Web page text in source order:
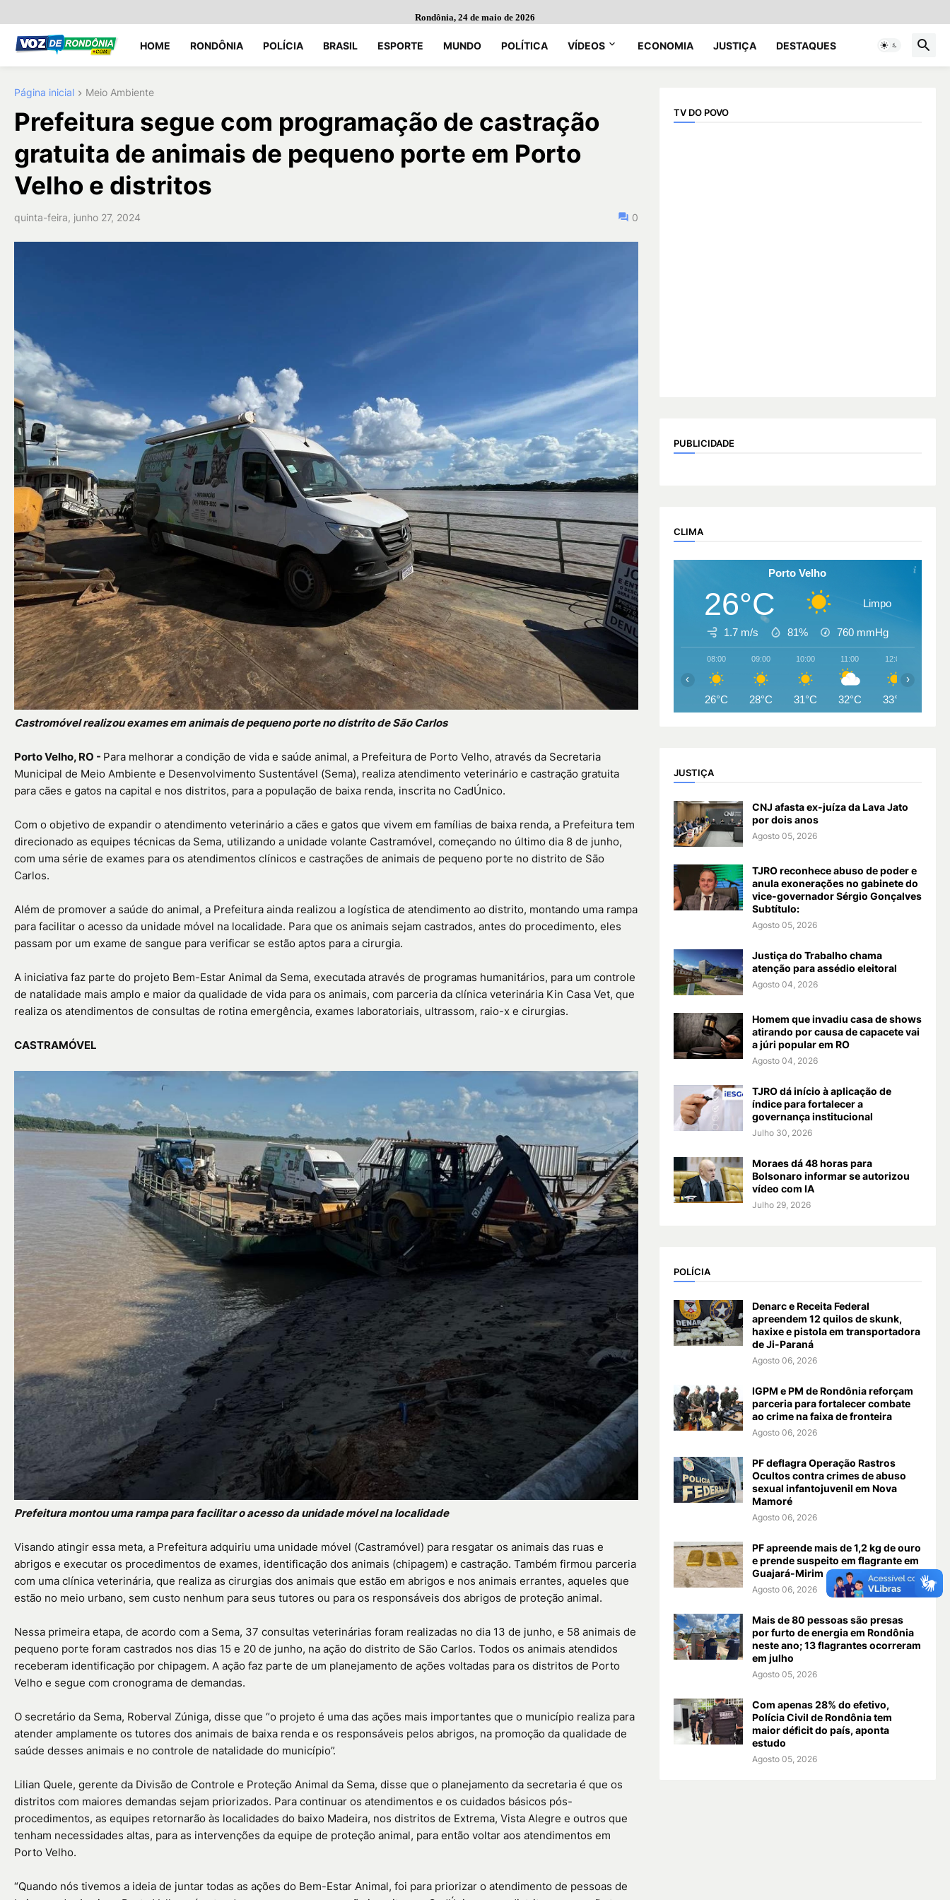
Rondônia, 24 de maio de 2026
HOME RONDÔNIA POLÍCIA BRASIL ESPORTE MUNDO POLÍTICA VÍDEOS ECONOMIA JUSTIÇA DESTAQUES
Página inicial Meio Ambiente
Prefeitura segue com programação de castração
gratuita de animais de pequeno porte em Porto
Velho e distritos
quinta-feira, junho 27, 2024 0
Castromóvel realizou exames em animais de pequeno porte no distrito de São Carlos
Porto Velho, RO - Para melhorar a condição de vida e saúde animal, a Prefeitura de Porto Velho, através da Secretaria
Municipal de Meio Ambiente e Desenvolvimento Sustentável (Sema), realiza atendimento veterinário e castração gratuita
para cães e gatos na capital e nos distritos, para a população de baixa renda, inscrita no CadÚnico.
Com o objetivo de expandir o atendimento veterinário a cães e gatos que vivem em famílias de baixa renda, a Prefeitura tem
direcionado as equipes técnicas da Sema, utilizando a unidade volante Castramóvel, começando no último dia 8 de junho,
com uma série de exames para os atendimentos clínicos e castrações de animais de pequeno porte no distrito de São
Carlos.
Além de promover a saúde do animal, a Prefeitura ainda realizou a logística de atendimento ao distrito, montando uma rampa
para facilitar o acesso da unidade móvel na localidade. Para que os animais sejam castrados, antes do procedimento, eles
passam por um exame de sangue para verificar se estão aptos para a cirurgia.
A iniciativa faz parte do projeto Bem-Estar Animal da Sema, executada através de programas humanitários, para um controle
de natalidade mais amplo e maior da qualidade de vida para os animais, com parceria da clínica veterinária Kin Casa Vet, que
realiza os atendimentos de consultas de rotina emergência, exames laboratoriais, ultrassom, raio-x e cirurgias.
CASTRAMÓVEL
Prefeitura montou uma rampa para facilitar o acesso da unidade móvel na localidade
Visando atingir essa meta, a Prefeitura adquiriu uma unidade móvel (Castramóvel) para resgatar os animais das ruas e
abrigos e executar os procedimentos de exames, identificação dos animais (chipagem) e castração. Também firmou parceria
com uma clínica veterinária, que realiza as cirurgias dos animais que estão em abrigos e nos animais errantes, aqueles que
estão no meio urbano, sem custo nenhum para seus tutores ou para os responsáveis dos abrigos de proteção animal.
Nessa primeira etapa, de acordo com a Sema, 37 consultas veterinárias foram realizadas no dia 13 de junho, e 58 animais de
pequeno porte foram castrados nos dias 15 e 20 de junho, na ação do distrito de São Carlos. Todos os animais atendidos
receberam identificação por chipagem. A ação faz parte de um planejamento de ações voltadas para os distritos de Porto
Velho e segue com cronograma de demandas.
O secretário da Sema, Roberval Zúniga, disse que “o projeto é uma das ações mais importantes que o município realiza para
atender amplamente os tutores dos animais de baixa renda e os responsáveis pelos abrigos, na promoção da qualidade de
saúde desses animais e no controle de natalidade do município”.
Lilian Quele, gerente da Divisão de Controle e Proteção Animal da Sema, disse que o planejamento da secretaria é que os
distritos com maiores demandas sejam priorizados. Para continuar os atendimentos e os cuidados básicos pós-
procedimentos, as equipes retornarão às localidades do baixo Madeira, nos distritos de Extrema, Vista Alegre e outros que
tenham necessidades altas, para as intervenções da equipe de proteção animal, para então voltar aos atendimentos em
Porto Velho.
“Quando nós tivemos a ideia de juntar todas as ações do Bem-Estar Animal, foi para priorizar o atendimento de pessoas de
TV DO POVO
PUBLICIDADE
CLIMA
Porto Velho
26°C Limpo
1.7 m/s 81% 760 mmHg
08:00
26°C
09:00
28°C
10:00
31°C
11:00
32°C
12:00
33°C
‹ ›
JUSTIÇA
CNJ afasta ex-juíza da Lava Jato
por dois anos
Agosto 05, 2026
TJRO reconhece abuso de poder e
anula exonerações no gabinete do
vice-governador Sérgio Gonçalves
Subtítulo:
Agosto 05, 2026
Justiça do Trabalho chama
atenção para assédio eleitoral
Agosto 04, 2026
Homem que invadiu casa de shows
atirando por causa de capacete vai
a júri popular em RO
Agosto 04, 2026
TJRO dá início à aplicação de
índice para fortalecer a
governança institucional
Julho 30, 2026
Moraes dá 48 horas para
Bolsonaro informar se autorizou
vídeo com IA
Julho 29, 2026
POLÍCIA
Denarc e Receita Federal
apreendem 12 quilos de skunk,
haxixe e pistola em transportadora
de Ji-Paraná
Agosto 06, 2026
IGPM e PM de Rondônia reforçam
parceria para fortalecer combate
ao crime na faixa de fronteira
Agosto 06, 2026
PF deflagra Operação Rastros
Ocultos contra crimes de abuso
sexual infantojuvenil em Nova
Mamoré
Agosto 06, 2026
PF apreende mais de 1,2 kg de ouro
e prende suspeito em flagrante em
Guajará-Mirim
Agosto 06, 2026
Mais de 80 pessoas são presas
por furto de energia em Rondônia
neste ano; 13 flagrantes ocorreram
em julho
Agosto 05, 2026
Com apenas 28% do efetivo,
Polícia Civil de Rondônia tem
maior déficit do país, aponta
estudo
Agosto 05, 2026